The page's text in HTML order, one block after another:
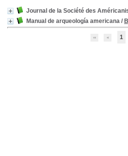
Journal de la Société des
Manual de arqueología americana /
1